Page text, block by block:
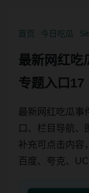
首页 今日吃瓜
最新网红吃
专题入口17
最新网红吃瓜事
口、栏目导航、
补充可点击内容
百度、夸克、